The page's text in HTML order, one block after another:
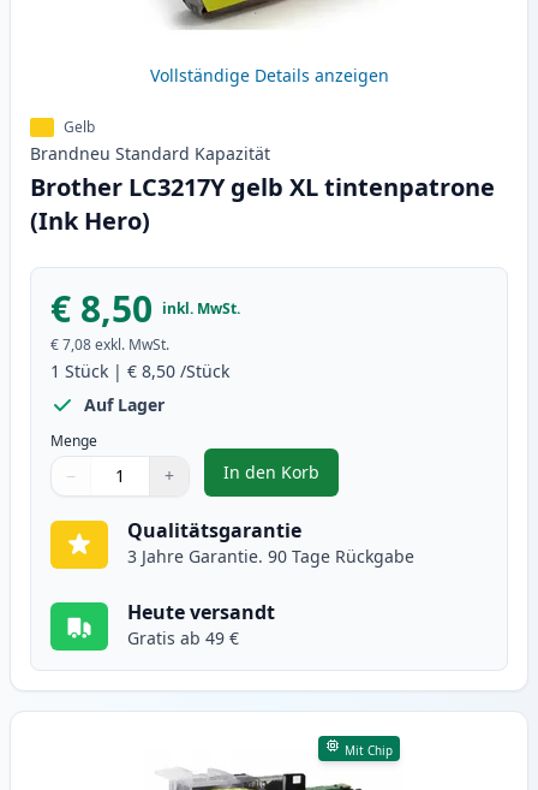
Vollständige Details anzeigen
Gelb
Brandneu Standard Kapazität
Brother LC3217Y gelb XL tintenpatrone
(Ink Hero)
€ 8,50 inkl. MwSt.
€ 7,08exkl. MwSt.
1 Stück | € 8,50 /Stück
Auf Lager
Menge
Verwenden Sie die Tasten, um anzupassen
− +
1
In den Korb
, Brother LC3217Y gelb XL
Qualitätsgarantie
3 Jahre Garantie. 90 Tage Rückgabe
Heute versandt
Gratis ab 49 €
Mit Chip